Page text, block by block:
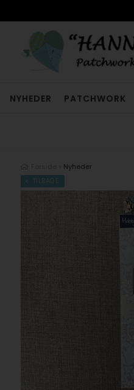
NYHEDER PATCHWORK
Nyheder
TILBAGE